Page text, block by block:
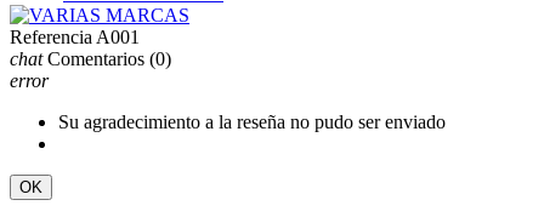
Referencia A001
chat Comentarios (0)
error
Su agradecimiento a la reseña no pudo ser enviado
OK